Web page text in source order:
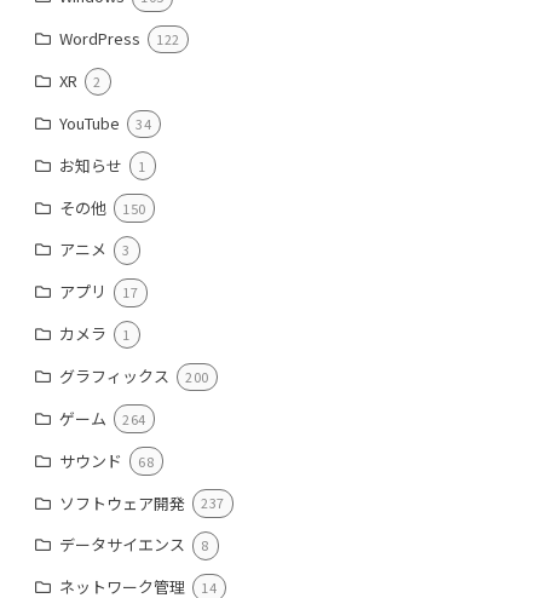
WordPress 122
XR 2
YouTube 34
お知らせ 1
その他 150
アニメ 3
アプリ 17
カメラ 1
グラフィックス 200
ゲーム 264
サウンド 68
ソフトウェア開発 237
データサイエンス 8
ネットワーク管理 14